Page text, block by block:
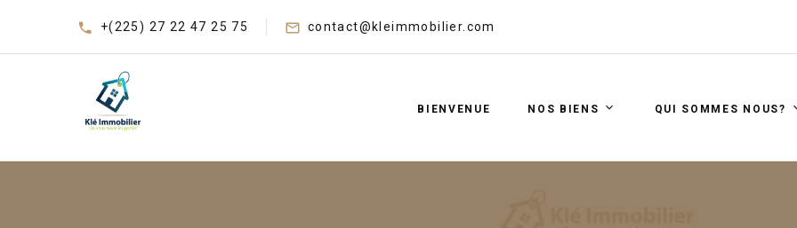
+(225) 27 22 47 25 75 contact@kleimmobilier.com
BIENVENUE NOS BIENS QUI SOMMES NOUS?